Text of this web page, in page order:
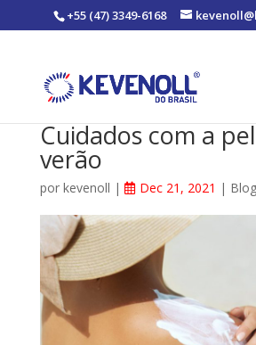
+55 (47) 3349-6168
Cuidados com a
verão
por kevenoll | Dec 21, 2021 | Blog